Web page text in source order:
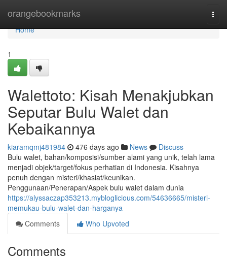
orangebookmarks
Home
Home
1
Walettoto: Kisah Menakjubkan
Seputar Bulu Walet dan
Kebaikannya
kiaramqmj481984 476 days ago News
Discuss
Bulu walet, bahan/komposisi/sumber alami yang unik, telah lama
menjadi objek/target/fokus perhatian di Indonesia. Kisahnya
penuh dengan misteri/khasiat/keunikan.
Penggunaan/Penerapan/Aspek bulu walet dalam dunia
https://alyssaczap353213.mybloglicious.com/54636665/misteri-
memukau-bulu-walet-dan-harganya
Comments
Who Upvoted
Comments